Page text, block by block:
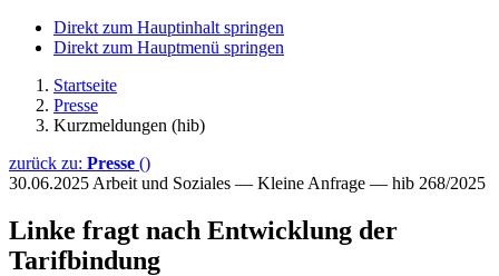
Direkt zum Hauptinhalt springen
Direkt zum Hauptmenü springen
Startseite
Presse
Kurzmeldungen (hib)
zurück zu: Presse ()
30.06.2025 Arbeit und Soziales — Kleine Anfrage — hib 268/2025
Linke fragt nach Entwicklung der
Tarifbindung